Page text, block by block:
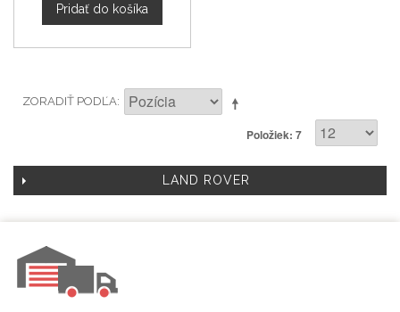
Pridať do košíka
ZORADIŤ PODĽA
Položiek: 7
LAND ROVER